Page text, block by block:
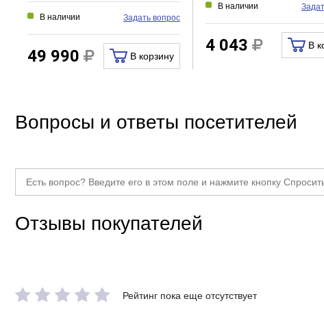
В наличии Задать вопрос
49 990 В корзину
В наличии
4 043 В
Вопросы и ответы посетителей
Отзывы покупателей
Рейтинг пока еще отсутствует